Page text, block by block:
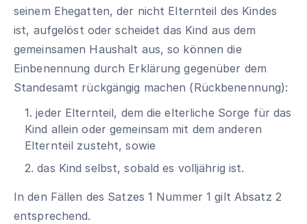
seinem Ehegatten, der nicht Elternteil des Kindes
ist, aufgelöst oder scheidet das Kind aus dem
gemeinsamen Haushalt aus, so können die
Einbenennung durch Erklärung gegenüber dem
Standesamt rückgängig machen (Rückbenennung):
1. jeder Elternteil, dem die elterliche Sorge für das
Kind allein oder gemeinsam mit dem anderen
Elternteil zusteht, sowie
2. das Kind selbst, sobald es volljährig ist.
In den Fällen des Satzes 1 Nummer 1 gilt Absatz 2
entsprechend.